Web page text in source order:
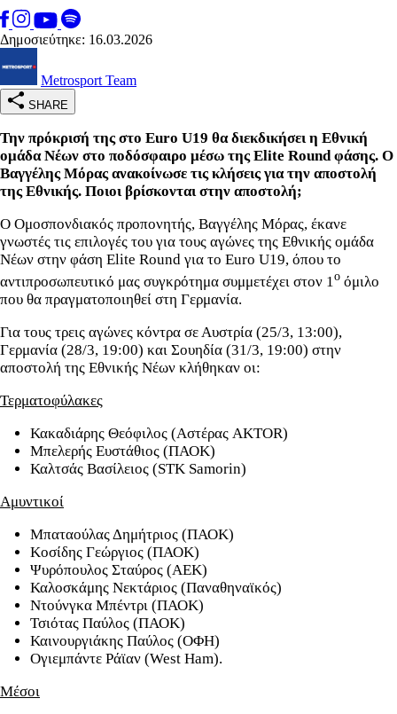
Δημοσιεύτηκε: 16.03.2026
Metrosport Team
SHARE
Την πρόκρισή της στο Euro U19 θα διεκδικήσει η Εθνική
ομάδα Νέων στο ποδόσφαιρο μέσω της Elite Round φάσης. Ο
Βαγγέλης Μόρας ανακοίνωσε τις κλήσεις για την αποστολή
της Εθνικής. Ποιοι βρίσκονται στην αποστολή;
O Ομοσπονδιακός προπονητής, Bαγγέλης Μόρας, έκανε
γνωστές τις επιλογές του για τους αγώνες της Εθνικής ομάδα
Νέων στην φάση Elite Round για το Euro U19, όπου το
αντιπροσωπευτικό μας συγκρότημα συμμετέχει στον 1ο όμιλο
που θα πραγματοποιηθεί στη Γερμανία.
Για τους τρεις αγώνες κόντρα σε Αυστρία (25/3, 13:00),
Γερμανία (28/3, 19:00) και Σουηδία (31/3, 19:00) στην
αποστολή της Εθνικής Νέων κλήθηκαν οι:
Τερματοφύλακες
Κακαδιάρης Θεόφιλος (Αστέρας AKTOR)
Μπελερής Ευστάθιος (ΠΑΟΚ)
Καλτσάς Βασίλειος (STK Samorin)
Αμυντικοί
Mπαταούλας Δημήτριος (ΠΑΟΚ)
Κοσίδης Γεώργιος (ΠΑΟΚ)
Ψυρόπουλος Σταύρος (ΑΕΚ)
Καλοσκάμης Νεκτάριος (Παναθηναϊκός)
Ντούνγκα Μπέντρι (ΠΑΟΚ)
Τσιότας Παύλος (ΠΑΟΚ)
Καινουργιάκης Παύλος (ΟΦΗ)
Ογιεμπάντε Ράϊαν (West Ham).
Μέσοι